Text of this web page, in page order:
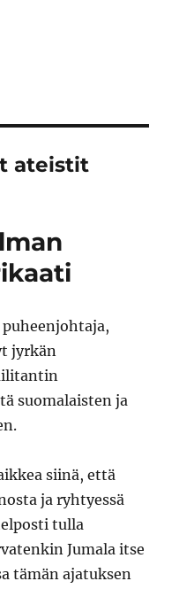
ateistit
jyrkän
suomalaisten ja
siinä, että
ja ryhtyessä
tulla
Jumala itse
tämän ajatuksen